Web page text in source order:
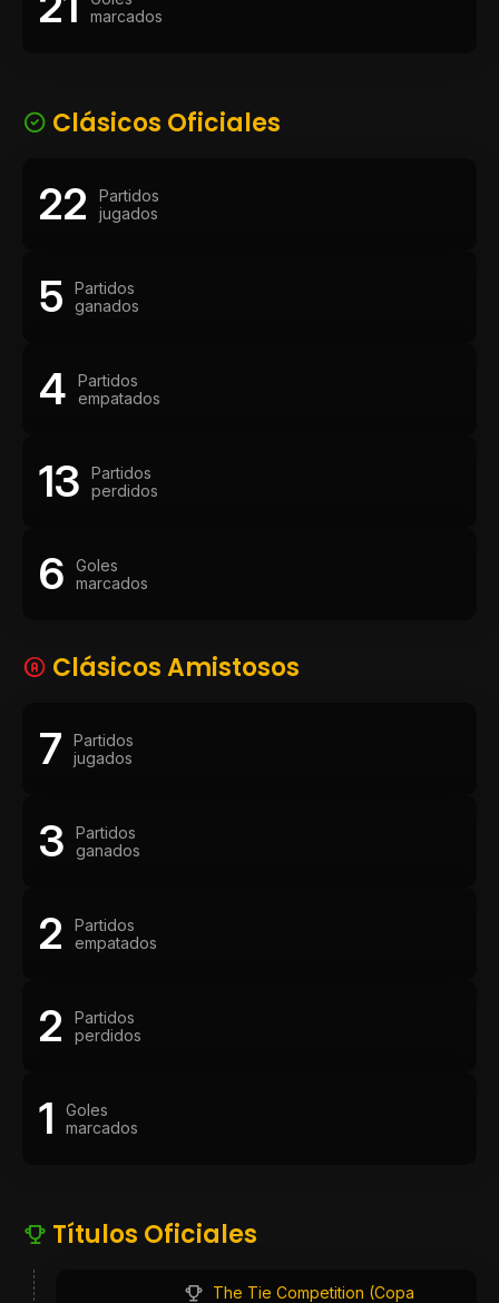
marcados
Clásicos Oficiales
22
Partidos
jugados
5
Partidos
ganados
4
Partidos
empatados
13
Partidos
perdidos
6
Goles
marcados
Clásicos Amistosos
7
Partidos
jugados
3
Partidos
ganados
2
Partidos
empatados
2
Partidos
perdidos
1
Goles
marcados
Títulos Oficiales
The Tie Competition (Copa